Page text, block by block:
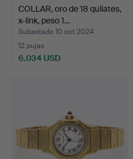
COLLAR, oro de 18 quilates,
x-link, peso 1…
Subastado 10 oct 2024
12 pujas
6.034 USD